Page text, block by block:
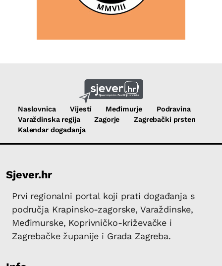
Naslovnica Vijesti Međimurje
Podravina
Varaždinska regija
Zagorje
Zagrebački prsten
Kalendar događanja
Sjever.hr
Prvi regionalni portal koji prati događanja s
područja Krapinsko-zagorske, Varaždinske,
Međimurske, Koprivničko-križevačke i
Zagrebačke županije i Grada Zagreba.